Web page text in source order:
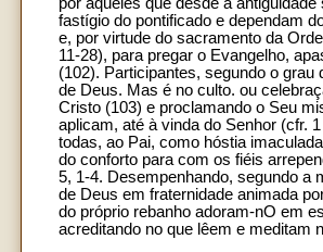
fastígio do pontificado e dependam
e, por virtude do sacramento da
11-28), para pregar o Evangelho,
(102). Participantes, segundo o
de Deus. Mas é no culto. ou
Cristo (103) e proclamando o Seu
aplicam, até à vinda do Senhor (cfr.
todas, ao Pai, como hóstia
do conforto para com os fiéis
5, 1-4. Desempenhando, segundo a
de Deus em fraternidade animada
do próprio rebanho adoram-nO em
acreditando no que lêem e meditam